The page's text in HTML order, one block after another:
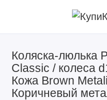
Коляска-люлька
Classic / колеса
Кожа Brown
Коричневый